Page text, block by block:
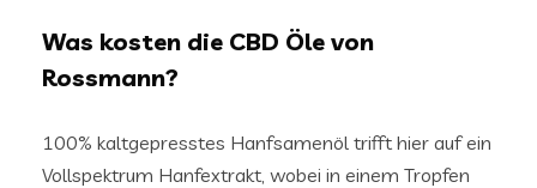
Was kosten die CBD Öle von
Rossmann?
100% kaltgepresstes Hanfsamenöl trifft hier auf ein
Vollspektrum Hanfextrakt, wobei in einem Tropfen